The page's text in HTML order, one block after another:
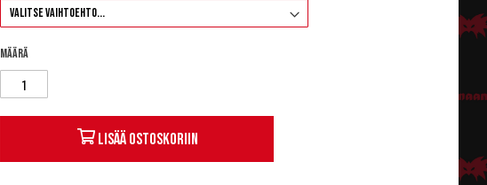
Määrä
Lisää ostoskoriin